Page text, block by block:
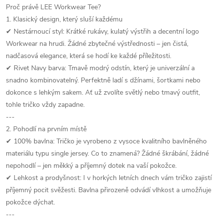
Proč právě LEE Workwear Tee?
1. Klasický design, který sluší každému
✔ Nestárnoucí styl: Krátké rukávy, kulatý výstřih a decentní logo
Workwear na hrudi. Žádné zbytečné výstřednosti – jen čistá,
nadčasová elegance, která se hodí ke každé příležitosti.
✔ Rivet Navy barva: Tmavě modrý odstín, který je univerzální a
snadno kombinovatelný. Perfektně ladí s džínami, šortkami nebo
dokonce s lehkým sakem. Ať už zvolíte světlý nebo tmavý outfit,
tohle tričko vždy zapadne.
---
2. Pohodlí na prvním místě
✔ 100% bavlna: Tričko je vyrobeno z vysoce kvalitního bavlněného
materiálu typu single jersey. Co to znamená? Žádné škrábání, žádné
nepohodlí – jen měkký a příjemný dotek na vaší pokožce.
✔ Lehkost a prodyšnost: I v horkých letních dnech vám tričko zajistí
příjemný pocit svěžesti. Bavlna přirozeně odvádí vlhkost a umožňuje
pokožce dýchat.
---